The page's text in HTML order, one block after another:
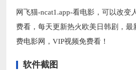
网飞猫-ncat1.app-看电影，可以改变
费看，每天更新热火欧美日韩剧，最
费电影网，VIP视频免费看！
软件截图